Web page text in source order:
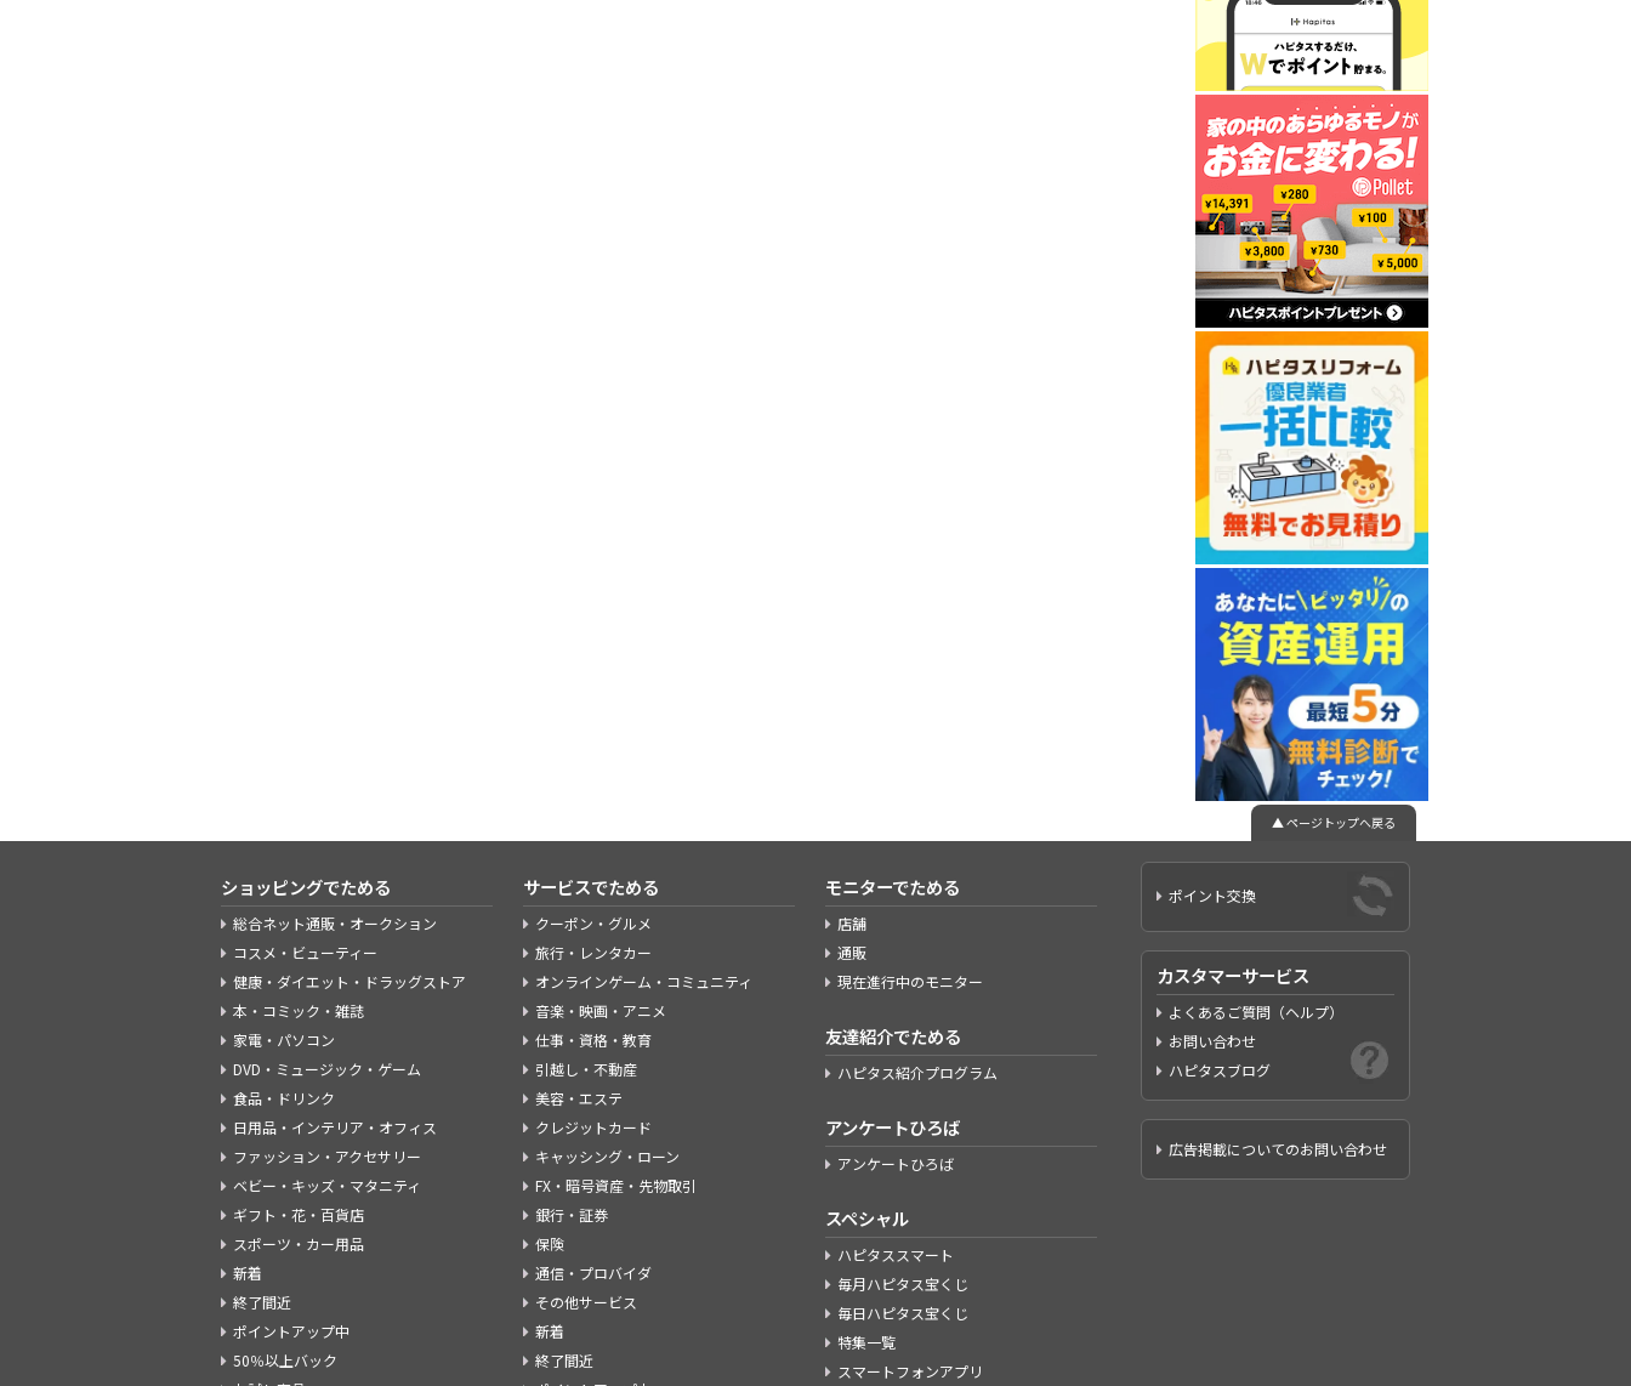
▲ ページトップへ戻る
ショッピングでためる
総合ネット通販・オークション
コスメ・ビューティー
健康・ダイエット・ドラッグストア
本・コミック・雑誌
家電・パソコン
DVD・ミュージック・ゲーム
食品・ドリンク
日用品・インテリア・オフィス
ファッション・アクセサリー
ベビー・キッズ・マタニティ
ギフト・花・百貨店
スポーツ・カー用品
新着
終了間近
ポイントアップ中
50％以上バック
サービスでためる
クーポン・グルメ
旅行・レンタカー
オンラインゲーム・コミュニティ
音楽・映画・アニメ
仕事・資格・教育
引越し・不動産
美容・エステ
クレジットカード
キャッシング・ローン
FX・暗号資産・先物取引
銀行・証券
保険
通信・プロバイダ
その他サービス
新着
終了間近
モニターでためる
店舗
通販
現在進行中のモニター
友達紹介でためる
ハピタス紹介プログラム
アンケートひろば
アンケートひろば
スペシャル
ハピタススマート
毎月ハピタス宝くじ
毎日ハピタス宝くじ
特集一覧
スマートフォンアプリ
ポイント交換
カスタマーサービス
よくあるご質問（ヘルプ）
お問い合わせ
ハピタスブログ
広告掲載についてのお問い合わせ